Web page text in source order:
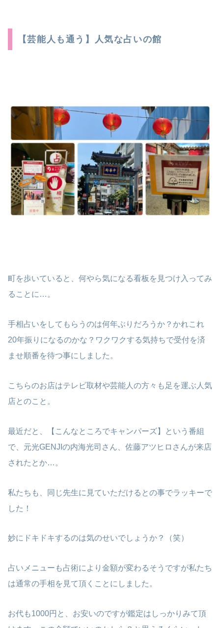
【芸能人も通う】人気な占いの館
町を歩いていると、何やら気になる看板を見つけ入ってみ
ることに…。
手相占いをしてもらうのは何年ぶりだろうか？かれこれ
20年振りになるのかな？ワクワクする気持ちで受付を済
ませ順番を待つ事にしました。
こちらのお店はテレビ取材や芸能人の方々も足を運ぶ人気
店とのこと。
最近だと、【こんなところでキャンパーズ】という番組
で、元光GENJIの内海光司さん、佐藤アツヒロさんが来店
されたとか…。
私たちも、同じ先生に見ていただけるとの事でラッキーで
した！
妙にドキドキするのは気のせいでしょうか？（笑）
占いメニューも占術により金額が変わるそうですが私たち
は通常の手相を見て頂くことにしました。
お代も1000円と、お安いのですが鑑定はしっかりみて頂